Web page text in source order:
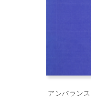
アンバラン